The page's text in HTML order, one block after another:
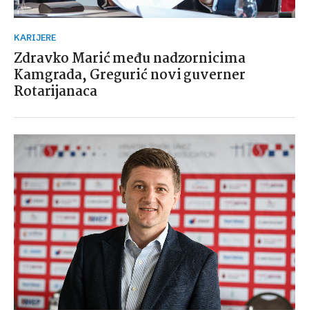
KARIJERE
Zdravko Marić među nadzornicima
Kamgrada, Gregurić novi guverner
Rotarijanaca